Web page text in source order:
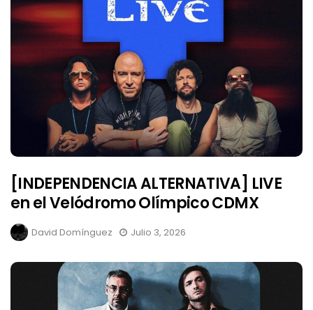
[INDEPENDENCIA ALTERNATIVA] LIVE
en el Velódromo Olímpico CDMX
David Domínguez Julio 3, 2026